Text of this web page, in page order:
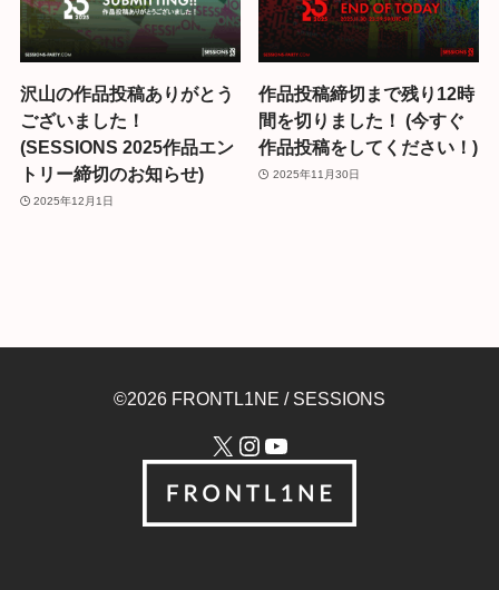
沢山の作品投稿ありがとう
ございました！
(SESSIONS 2025作品エン
トリー締切のお知らせ)
2025年12月1日
作品投稿締切まで残り12時
間を切りました！ (今すぐ
作品投稿をしてください！)
2025年11月30日
©2026 FRONTL1NE / SESSIONS
X Instagram
YouTube